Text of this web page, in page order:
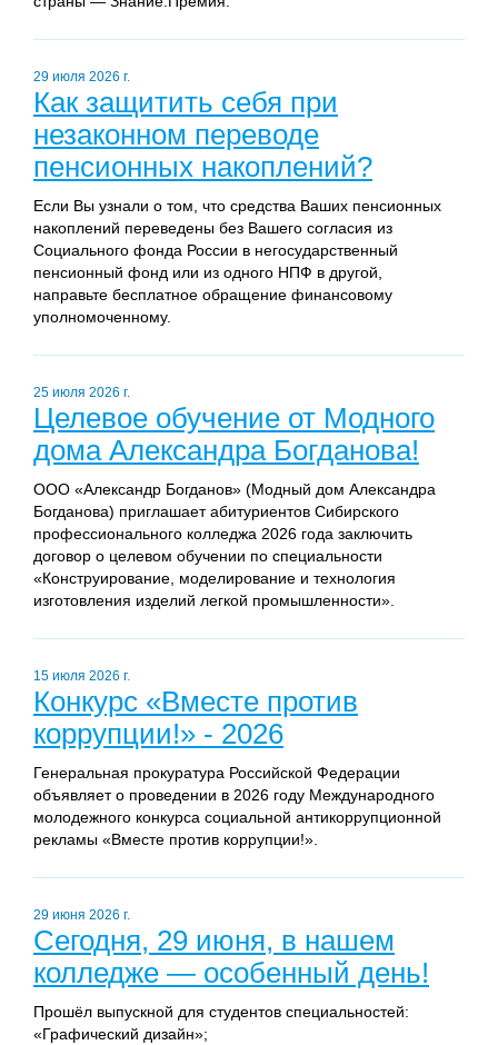
29 июля 2026 г.
Как защитить себя при
незаконном переводе
пенсионных накоплений?
Если Вы узнали о том, что средства Ваших пенсионных
накоплений переведены без Вашего согласия из
Социального фонда России в негосударственный
пенсионный фонд или из одного НПФ в другой,
направьте бесплатное обращение финансовому
уполномоченному.
25 июля 2026 г.
Целевое обучение от Модного
дома Александра Богданова!
ООО «Александр Богданов» (Модный дом Александра
Богданова) приглашает абитуриентов Сибирского
профессионального колледжа 2026 года заключить
договор о целевом обучении по специальности
«Конструирование, моделирование и технология
изготовления изделий легкой промышленности».
15 июля 2026 г.
Конкурс «Вместе против
коррупции!» - 2026
Генеральная прокуратура Российской Федерации
объявляет о проведении в 2026 году Международного
молодежного конкурса социальной антикоррупционной
рекламы «Вместе против коррупции!».
29 июня 2026 г.
Сегодня, 29 июня, в нашем
колледже — особенный день!
Прошёл выпускной для студентов специальностей:
«Графический дизайн»;